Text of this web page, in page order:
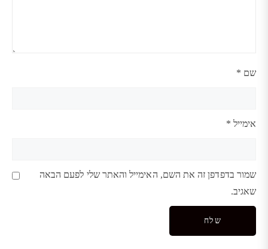
שם *
אימייל *
שמור בדפדפן זה את השם, האימייל והאתר שלי לפעם הבאה
שאגיב.